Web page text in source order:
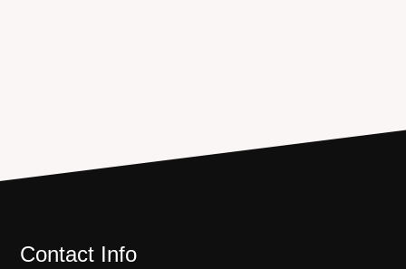
Contact Info